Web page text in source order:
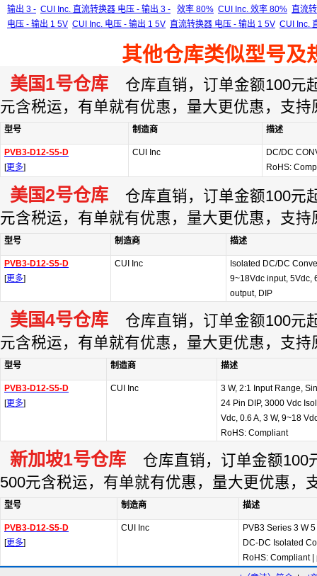
输出 3 - CUI Inc. 直流转换器 电压 - 输出 3 - 效率 80% CUI Inc. 效率 80% 直流
电压 - 输出 1 5V CUI Inc. 电压 - 输出 1 5V 直流转换器 电压 - 输出 1 5V CUI Inc.
其他仓库类似型号及
美国1号仓库 仓库直销，订单金额100元
元含税运，有单就有优惠，量大更优惠，支持
型号 制造商 描述
PVB3-D12-S5-D
[更多]
CUI Inc
DC/DC
RoHS:
美国2号仓库 仓库直销，订单金额100元
元含税运，有单就有优惠，量大更优惠，支持
型号 制造商 描述
PVB3-D12-S5-D
[更多]
CUI Inc
Isolated DC/DC
9~18Vdc input, 5Vdc,
output, DIP
美国4号仓库 仓库直销，订单金额100元
元含税运，有单就有优惠，量大更优惠，支持
型号 制造商 描述
PVB3-D12-S5-D
[更多]
CUI Inc
3 W, 2:1 Input Range,
24 Pin DIP, 3000 Vdc
Vdc, 0.6 A, 3 W, 9~18
RoHS: Compliant
新加坡1号仓库 仓库直销，订单金额100
500元含税运，有单就有优惠，量大更优惠，
型号 制造商 描述
PVB3-D12-S5-D
[更多]
CUI Inc
PVB3 Series 3 W
DC-DC Isolated
RoHS: Compliant